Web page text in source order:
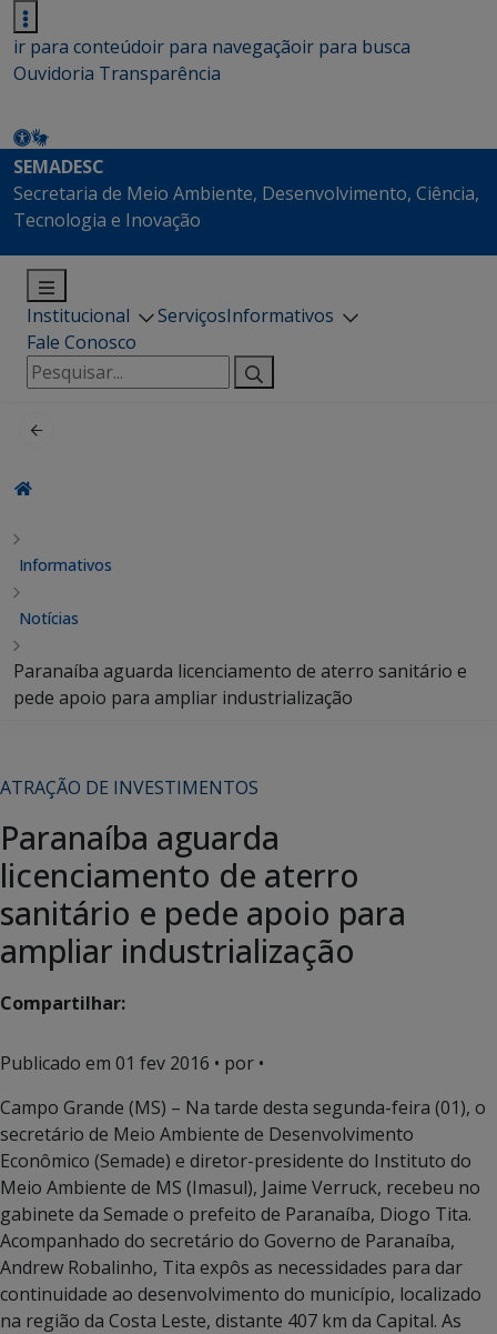
ir para conteúdoir para navegaçãoir para busca
Ouvidoria Transparência
SEMADESC
Secretaria de Meio Ambiente, Desenvolvimento, Ciência,
Tecnologia e Inovação
Institucional ServiçosInformativos
Fale Conosco
Pesquisar
por:
Informativos
Notícias
Paranaíba aguarda licenciamento de aterro sanitário e
pede apoio para ampliar industrialização
ATRAÇÃO DE INVESTIMENTOS
Paranaíba aguarda
licenciamento de aterro
sanitário e pede apoio para
ampliar industrialização
Compartilhar:
Publicado em 01 fev 2016 • por •
Campo Grande (MS) – Na tarde desta segunda-feira (01), o
secretário de Meio Ambiente de Desenvolvimento
Econômico (Semade) e diretor-presidente do Instituto do
Meio Ambiente de MS (Imasul), Jaime Verruck, recebeu no
gabinete da Semade o prefeito de Paranaíba, Diogo Tita.
Acompanhado do secretário do Governo de Paranaíba,
Andrew Robalinho, Tita expôs as necessidades para dar
continuidade ao desenvolvimento do município, localizado
na região da Costa Leste, distante 407 km da Capital. As